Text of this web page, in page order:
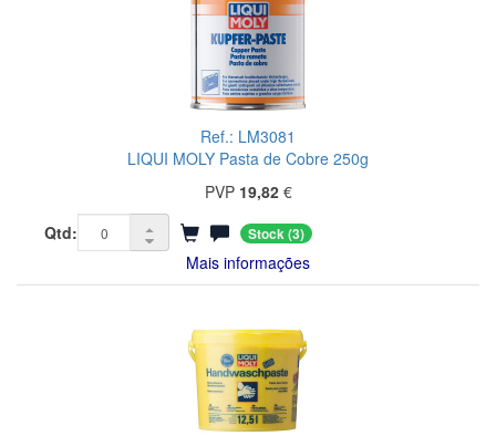
Ref.: LM3081
LIQUI MOLY Pasta de Cobre 250g
PVP 19,82€
Qtd:
Stock(3)
Mais informações